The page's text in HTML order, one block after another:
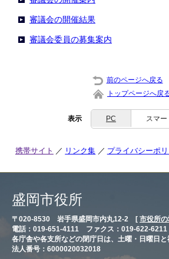
審議会の開催結果
審議会委員の募集案内
前のページへ戻る
トップページへ戻
表示 PC スマ
携帯サイト リンク集 プライバシーポ
盛岡市役所
〒020-8530 岩手県盛岡市内丸12-2 [ 市役所の
電話：019-651-4111 ファクス：019-622-6211
各庁舎や各支所などの閉庁日は、土曜・日曜日と
法人番号：6000020032018